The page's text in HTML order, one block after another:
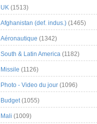
UK (1513)
Afghanistan (def. indus.) (1465)
Aéronautique (1342)
South & Latin America (1182)
Missile (1126)
Photo - Video du jour (1096)
Budget(1055)
Mali (1009)